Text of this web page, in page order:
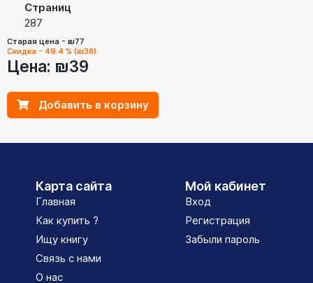
Страниц
287
Старая цена - ₪77
Скидка - 49.4 % (₪38)
Цена: ₪39
Добавить в корзину
Карта сайта
Главная
Как купить ?
Ищу книгу
Связь с нами
О нас
Мой кабинет
Вход
Регистрация
Забыли пароль